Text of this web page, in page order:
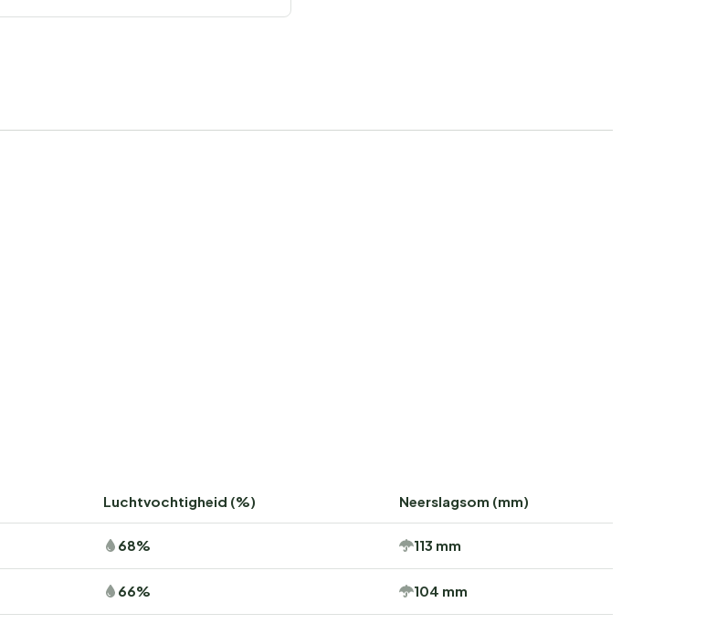
Luchtvochtigheid (%) Neerslagsom (mm)
68% 113 mm
66% 104 mm